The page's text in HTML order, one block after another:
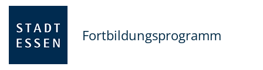
Fortbildungsprogramm